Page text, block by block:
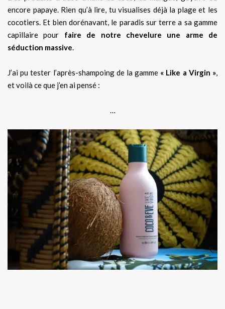
encore papaye. Rien qu’à lire, tu visualises déjà la plage et les
cocotiers. Et bien dorénavant, le paradis sur terre a sa gamme
capillaire pour faire de notre chevelure une arme de
séduction massive.
J’ai pu tester l’après-shampoing de la gamme « Like a Virgin »,
et voilà ce que j’en ai pensé :
…